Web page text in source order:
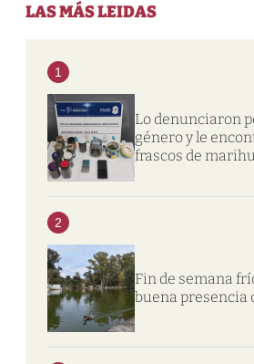
LAS MÁS LEIDAS
1
Lo denunciaron
género y le
frascos de
2
Fin de semana
buena presencia